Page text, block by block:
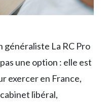
généraliste La RC Pro
une option : elle est
exercer en France,
libéral,